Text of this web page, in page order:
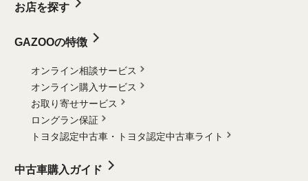
お店を探す
GAZOOの特徴
オンライン相談サービス
オンライン購入サービス
お取り寄せサービス
ロングラン保証
トヨタ認定中古車・
トヨタ認定中古車ライト
中古車購入ガイド